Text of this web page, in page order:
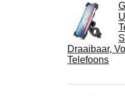
Draaibaar,
Telefoons